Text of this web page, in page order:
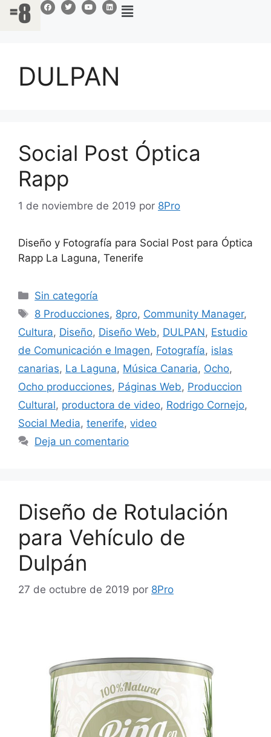
DULPAN
Social Post Óptica
Rapp
1 de noviembre de 2019 por 8Pro
Diseño y Fotografía para Social Post para Óptica
Rapp La Laguna, Tenerife
Sin categoría
8 Producciones, 8pro, Community Manager,
Cultura, Diseño, Diseño Web, DULPAN, Estudio
de Comunicación e Imagen, Fotografía, islas
canarias, La Laguna, Música Canaria, Ocho,
Ocho producciones, Páginas Web, Produccion
Cultural, productora de video, Rodrigo Cornejo,
Social Media, tenerife, video
Deja un comentario
Diseño de Rotulación
para Vehículo de
Dulpán
27 de octubre de 2019 por 8Pro